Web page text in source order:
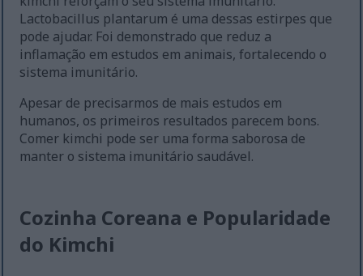
Lactobacillus plantarum é uma dessas estirpes que
pode ajudar. Foi demonstrado que reduz a
inflamação em estudos em animais, fortalecendo o
sistema imunitário.
Apesar de precisarmos de mais estudos em
humanos, os primeiros resultados parecem bons.
Comer kimchi pode ser uma forma saborosa de
manter o sistema imunitário saudável.
Cozinha Coreana e Popularidade
do Kimchi